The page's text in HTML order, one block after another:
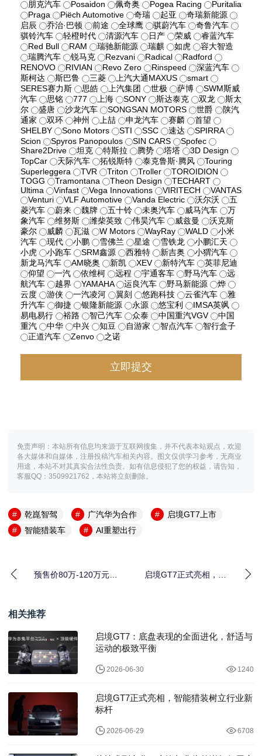
朋克汽车
Posaidon 佩奇奥 Pogea Racing
Puritalia
Praga
Piëch Automotive 奇瑞 起亚
奇瑞新能源
启辰
乔治·巴顿 前途 全球鹰 骐蔚汽车
奇鲁汽车
骐铃汽车
轻橙时代 清源汽车 日产 荣威
睿蓝汽车
Red Bull
RAM 瑞驰新能源 瑞麒 如虎
容大智造
瑞腾汽车
锐马克 Rezvani Radical
Radford
RENOVO
RIVIAN Revo Zero Rinspeed
深蓝汽车
斯柯达
斯巴鲁 三菱 上汽大通MAXUS
smart
SERES赛力斯
思皓 上汽集团 世极 萨博
SWM斯威
汽车
思铭 777 上海 SONY 斯达泰克 双龙
斯太
尔
盛唐 沙龙汽车 SONGSAN MOTORS 世爵
陕汽
通家
双环 神州 上喆 申龙汽车 赛麟
首望
SHELBY
Sono Motors STI SSC 速达
SPIRRA
Scion
Spyros Panopoulos SIN CARS
Spofec
Share2Drive
坦克 特斯拉 腾势 塔塔
3D Design
TopCar
天际汽车 拓锐斯特 泰克鲁斯·腾风
Touring
Superleggera
TVR Triton Troller
TOROIDION
TOGG
Tramontana Theon Design
TECHART
Ultima
Vinfast Vega Innovations VIRITECH
VANTAS
Venturi
VLF Automotive Vanda Electric 沃尔沃
五
菱汽车
蔚来 魏牌 五十铃 未奥汽车 威马汽车
万
象汽车
维努斯 潍柴英致 伟昊汽车 威兹曼
沃克斯
豪尔
威麟 瓦滋 W Motors WayRay WALD
小米
汽车
现代 小鹏 雪佛兰 星途 雪铁龙
小鹏汇天
小虎
小跑车 SRM鑫源 西雅特 新吉奥
小猬汽车
新龙马汽车
AM晓奥 新凯 XEV 新特汽车
英菲尼迪
仰望
一汽 依维柯 远程 宇通客车 野马汽车
远
航汽车
越界 YAMAHA 运良汽车 野马新能源
烨
云度
游侠 一汽凌河 翼刻 悠跑科技 云雀汽车
雅
升汽车
御捷 银隆新能源 永源 悠宝利
IMSA英飒
易电易行
裕路 智己汽车 众泰 中国重汽VGV
中国
重汽
中华 中兴 知豆 自游家 智点汽车
智行盒子
正道汽车
Zenvo 之诺
免责声明：本站所有信息均来源于互联网搜集，并不代表本站观点，欢迎
各大媒体和自媒体，注册投稿汽车相关内容。图文仅供学习参考，无商业
用途，本站不对其真实合法性负责。如有信息侵犯了您的权益，请告知，
客服QQ：3509921762，本站将立刻删除。
乾崑智驾 广汽华为合作
启境GT7上市
智能猎装车
AI重塑出行
预售价80万-120万元，
启境GT7正式亮相，智
相关推荐
启境GT7：底盘表现的全面进化，舒适与
运动的极致平衡
2026-06-30 1240
启境GT7正式亮相，智能猎装树立行业新
标杆
2026-06-29 6708